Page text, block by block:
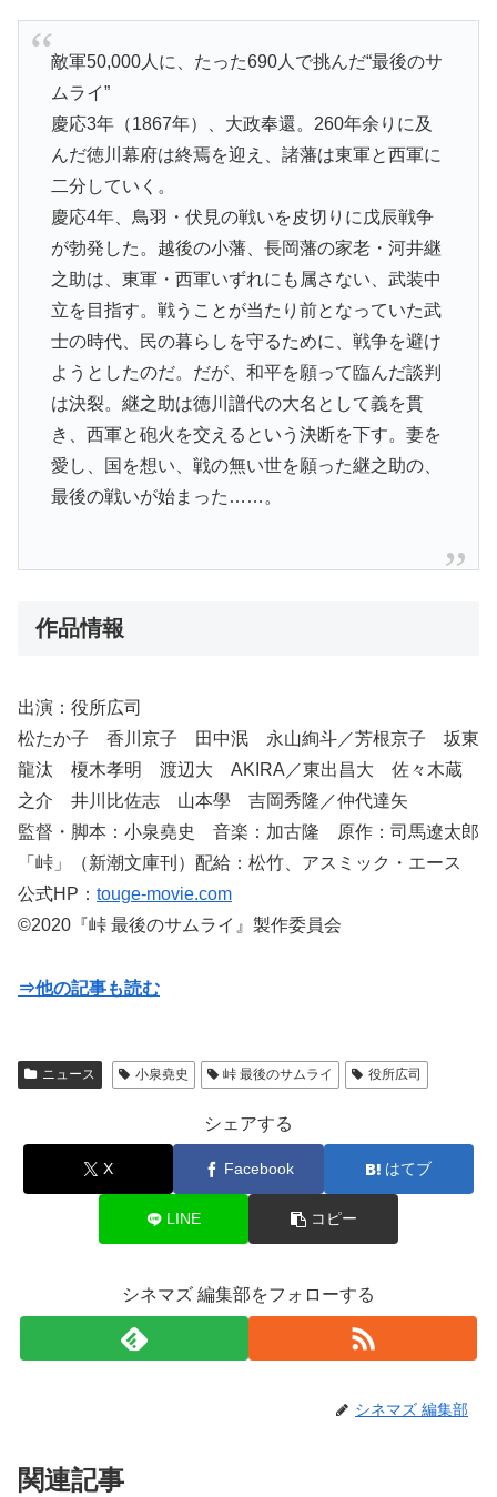
敵軍50,000人に、たった690人で挑んだ“最後のサ
ムライ”
慶応3年（1867年）、大政奉還。260年余りに及
んだ徳川幕府は終焉を迎え、諸藩は東軍と西軍に
二分していく。
慶応4年、鳥羽・伏見の戦いを皮切りに戊辰戦争
が勃発した。越後の小藩、長岡藩の家老・河井継
之助は、東軍・西軍いずれにも属さない、武装中
立を目指す。戦うことが当たり前となっていた武
士の時代、民の暮らしを守るために、戦争を避け
ようとしたのだ。だが、和平を願って臨んだ談判
は決裂。継之助は徳川譜代の大名として義を貫
き、西軍と砲火を交えるという決断を下す。妻を
愛し、国を想い、戦の無い世を願った継之助の、
最後の戦いが始まった……。
作品情報
出演：役所広司
松たか子 香川京子 田中泯 永山絢斗／芳根京子 坂東
龍汰 榎木孝明 渡辺大 AKIRA／東出昌大 佐々木蔵
之介 井川比佐志 山本學 吉岡秀隆／仲代達矢
監督・脚本：小泉堯史 音楽：加古隆 原作：司馬遼太郎
「峠」（新潮文庫刊）配給：松竹、アスミック・エース
公式HP： touge-movie.com
©️2020『峠 最後のサムライ』製作委員会
⇒他の記事も読む
ニュース 小泉堯史 峠 最後のサムライ 役所広司
シェアする
X Facebook はてブ
LINE コピー
シネマズ 編集部をフォローする
シネマズ 編集部
関連記事